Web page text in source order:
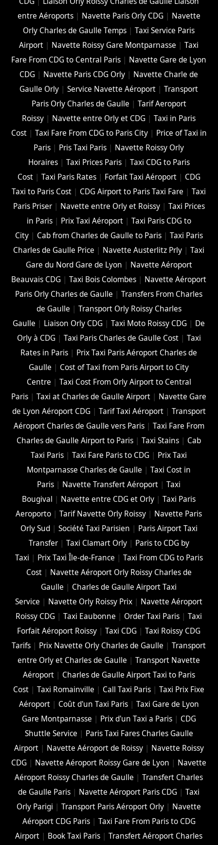
entre Aéroports| Navette Paris Orly CDG | Navette
Orly Charles de Gaulle Temps |Taxi Service Paris
Airport | Navette Roissy Gare Montparnasse |Taxi
Fare From CDG to Central Paris | Navette Gare de Lyon
CDG | Navette Paris CDG Orly | Navette Charle de
Gaulle Orly |Service Navette Aéroport |Transport
Paris Orly Charles de Gaulle | Tarif Aeroport
Roissy | Navette entre Orly et CDG |Taxi in Paris
Cost| Taxi Fare From CDG to Paris City| Price of Taxi in
Paris | Pris Taxi Paris | Navette Roissy Orly
Horaires| Taxi Prices Paris| Taxi CDG to Paris
Cost| Taxi Paris Rates| Forfait Taxi Aéroport| CDG
Taxi to Paris Cost | CDG Airport to Paris Taxi Fare |Taxi
Paris Priser| Navette entre Orly et Roissy| Taxi Prices
in Paris| Prix Taxi Aéroport| Taxi Paris CDG to
City| Cab from Charles de Gaulle to Paris| Taxi Paris
Charles de Gaulle Price | Navette Austerlitz Prly |Taxi
Gare du Nord Gare de Lyon | Navette Aéroport
Beauvais CDG |Taxi Bois Colombes | Navette Aéroport
Paris Orly Charles de Gaulle |Transfers From Charles
de Gaulle | Transport Orly Roissy Charles
Gaulle | Liaison Orly CDG |Taxi Moto Roissy CDG | De
Orly à CDG | Taxi Paris Charles de Gaulle Cost| Taxi
Rates in Paris | Prix Taxi Paris Aéroport Charles de
Gaulle | Cost of Taxi from Paris Airport to City
Centre | Taxi Cost From Orly Airport to Central
Paris |Taxi at Charles de Gaulle Airport | Navette Gare
de Lyon Aéroport CDG | Tarif Taxi Aéroport| Transport
Aéroport Charles de Gaulle vers Paris| Taxi Fare From
Charles de Gaulle Airport to Paris |Taxi Stains | Cab
Taxi Paris |Taxi Fare Paris to CDG | Prix Taxi
Montparnasse Charles de Gaulle |Taxi Cost in
Paris | Navette Transfert Aéroport |Taxi
Bougival | Navette entre CDG et Orly |Taxi Paris
Aeroporto |Tarif Navette Orly Roissy | Navette Paris
Orly Sud| Société Taxi Parisien | Paris Airport Taxi
Transfer| Taxi Clamart Orly| Paris to CDG by
Taxi | Prix Taxi Île-de-France | Taxi From CDG to Paris
Cost| Navette Aéroport Orly Roissy Charles de
Gaulle | Charles de Gaulle Airport Taxi
Service | Navette Orly Roissy Prix | Navette Aéroport
Roissy CDG |Taxi Eaubonne | Order Taxi Paris |Taxi
Forfait Aéroport Roissy |Taxi CDG |Taxi Roissy CDG
Tarifs | Prix Navette Orly Charles de Gaulle |Transport
entre Orly et Charles de Gaulle |Transport Navette
Aéroport| Charles de Gaulle Airport Taxi to Paris
Cost |Taxi Romainville | Call Taxi Paris |Taxi Prix Fixe
Aéroport| Coût d'un Taxi Paris| Taxi Gare de Lyon
Gare Montparnasse | Prix d'un Taxi a Paris| CDG
Shuttle Service | Paris Taxi Fares Charles Gaulle
Airport| Navette Aéroport de Roissy| Navette Roissy
CDG | Navette Aéroport Roissy Gare de Lyon | Navette
Aéroport Roissy Charles de Gaulle |Transfert Charles
de Gaulle Paris | Navette Aéroport Paris CDG |Taxi
Orly Parigi |Transport Paris Aéroport Orly | Navette
Aéroport CDG Paris| Taxi Fare From Paris to CDG
Airport | Book Taxi Paris |Transfert Aéroport Charles